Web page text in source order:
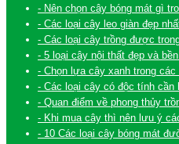
- Nên chọn cây bóng mát gì
- Các loại cây leo giàn đẹp
- Các loại cây trồng được
- 5 loại cây nội thất đẹp và
- Chọn lựa cây xanh trong
- Các loại cây có độc tính cần
- Quan điểm về phong thủy
- Khi mua cây thì nên lưu ý
- 10 Các loại cây bóng mát